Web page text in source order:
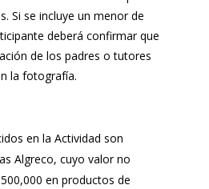
Si se incluye un menor de
deberá confirmar que
de los padres o tutores
la fotografía.
en la Actividad son
Algreco, cuyo valor no
en productos de